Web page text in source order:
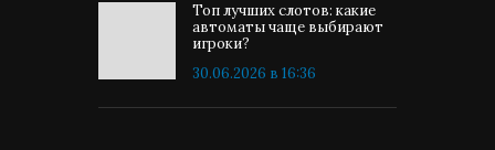
Топ лучших слотов: какие
автоматы чаще выбирают
игроки?
30.06.2026 в 16:36